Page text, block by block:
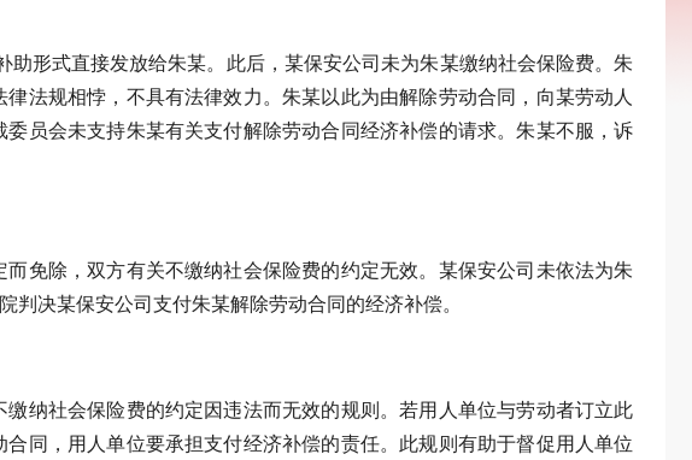
形式直接发放给朱某。此后，某保安公司未为朱某缴纳社会保险费。朱
法规相悖，不具有法律效力。朱某以此为由解除劳动合同，向某劳动人
员会未支持朱某有关支付解除劳动合同经济补偿的请求。朱某不服，诉
免除，双方有关不缴纳社会保险费的约定无效。某保安公司未依法为朱
决某保安公司支付朱某解除劳动合同的经济补偿。
纳社会保险费的约定因违法而无效的规则。若用人单位与劳动者订立此
同，用人单位要承担支付经济补偿的责任。此规则有助于督促用人单位